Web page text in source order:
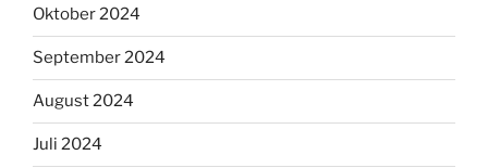
Oktober 2024
September 2024
August 2024
Juli 2024